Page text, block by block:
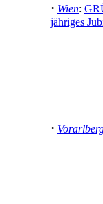
· Wien:
jähriges
·